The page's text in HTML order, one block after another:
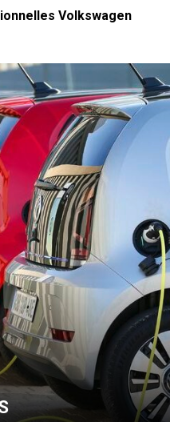
Volkswagen